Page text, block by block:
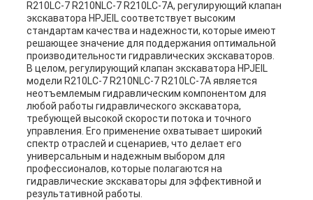
R210LC-7 R210NLC-7 R210LC-7A, регулирующий клапан
экскаватора HPJEIL соответствует высоким
стандартам качества и надежности, которые имеют
решающее значение для поддержания оптимальной
производительности гидравлических экскаваторов.
В целом, регулирующий клапан экскаватора HPJEIL
модели R210LC-7 R210NLC-7 R210LC-7A является
неотъемлемым гидравлическим компонентом для
любой работы гидравлического экскаватора,
требующей высокой скорости потока и точного
управления. Его применение охватывает широкий
спектр отраслей и сценариев, что делает его
универсальным и надежным выбором для
профессионалов, которые полагаются на
гидравлические экскаваторы для эффективной и
результативной работы.